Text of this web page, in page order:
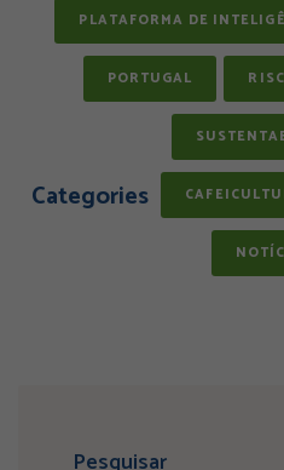
PLATAFORMA DE
PORTUGAL
Categories